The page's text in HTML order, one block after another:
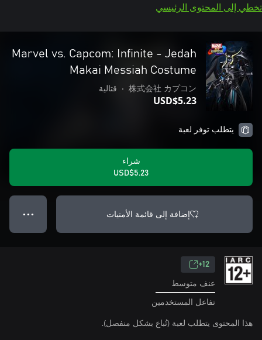
تخطي إلى المحتوى الرئيسي
Marvel vs. Capcom: Infinite - Jedah
Makai Messiah Costume
株式会社 カプコン
• قتالية
USD$5.23
يتطلب توفر لعبة
شراء
USD$5.23
إضافة إلى قائمة الأمنيات ● ● ●
12+
عنف متوسط
تفاعل المستخدمين
هذا المحتوى يتطلب لعبة (تُباع بشكل منفصل).